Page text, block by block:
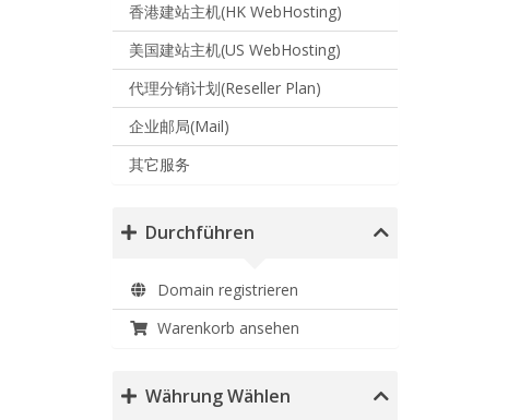
香港建站主机(HK WebHosting)
美国建站主机(US WebHosting)
代理分销计划(Reseller Plan)
企业邮局(Mail)
其它服务
Durchführen
Domain registrieren
Warenkorb ansehen
Währung Wählen